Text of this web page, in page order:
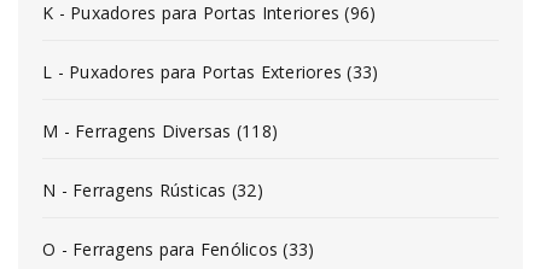
K - Puxadores para Portas Interiores (96)
L - Puxadores para Portas Exteriores (33)
M - Ferragens Diversas (118)
N - Ferragens Rústicas (32)
O - Ferragens para Fenólicos (33)